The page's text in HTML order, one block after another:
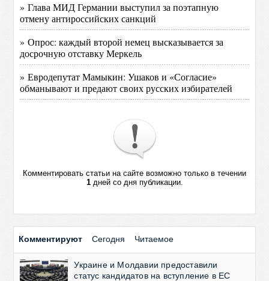
» Глава МИД Германии выступил за поэтапную
отмену антироссийских санкций
» Опрос: каждый второй немец высказывается за
досрочную отставку Меркель
» Евродепутат Мамыкин: Ушаков и «Согласие»
обманывают и предают своих русских избирателей
Комментировать статьи на сайте возможно только в течении
1дней со дня публикации.
Комментируют Сегодня Читаемое
Украине и Молдавии предоставили
статус кандидатов на вступление в ЕС